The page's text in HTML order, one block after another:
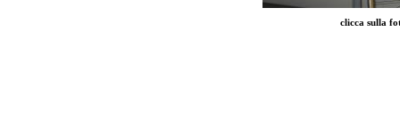
clicca sulla